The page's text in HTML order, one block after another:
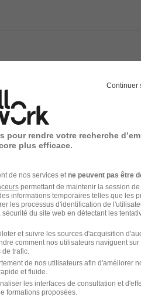
chances et la non-
offrons un environnement
et contribuer pleinement.
talents et de perspectives est
Venez concrétiser vos projets
chances et la non-
offrons un environnement
et contribuer pleinement.
talents et de perspectives est
Continuer
rendre votre recherche
plus efficace.
de nos services et ne peuvent pas être
permettant de maintenir la session
informations temporaires telles que les
les processus d'identification de
du site web en détectant les
et suivre les sources d'acquisition
comment nos utilisateurs naviguent sur
trafic.
de nos utilisateurs afin d'améliorer
et fluide.
les interfaces de consultation et
formations proposées.